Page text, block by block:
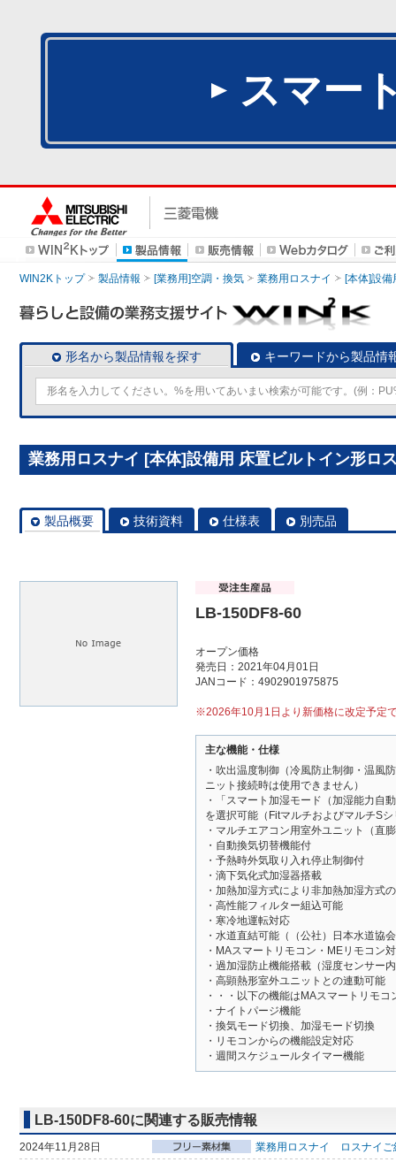
スマー
WIN2Kトップ 製品情報 [業務用]空調・換気 業務用ロスナイ [本体]設備
形名から製品情報を探す キーワードから製品情
業務用ロスナイ [本体]設備用 床置ビルトイン形ロ
製品概要 技術資料 仕様表 別売品
LB-150DF8-60
オープン価格
発売日：2021年04月01日
JANコード：4902901975875
※2026年10月1日より新価格に改定予定
主な機能・仕様
・吹出温度制御（冷風防止制御・温風
ニット接続時は使用できません）
・「スマート加湿モード（加湿能力自
を選択可能（FitマルチおよびマルチS
・マルチエアコン用室外ユニット（直
・自動換気切替機能付
・予熱時外気取り入れ停止制御付
・滴下気化式加湿器搭載
・加熱加湿方式により非加熱加湿方式
・高性能フィルター組込可能
・寒冷地運転対応
・水道直結可能（（公社）日本水道協
・MAスマートリモコン・MEリモコン
・過加湿防止機能搭載（湿度センサー
・高顕熱形室外ユニットとの連動可能
・・・以下の機能はMAスマートリモ
・ナイトパージ機能
・換気モード切換、加湿モード切換
・リモコンからの機能設定対応
・週間スケジュールタイマー機能
LB-150DF8-60に関連する販売情報
2024年11月28日 業務用ロスナイ ロスナイご